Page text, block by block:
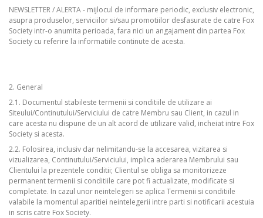
NEWSLETTER / ALERTA - mijlocul de informare periodic, exclusiv electronic,
asupra produselor, serviciilor si/sau promotiilor desfasurate de catre Fox
Society intr-o anumita perioada, fara nici un angajament din partea Fox
Society cu referire la informatiile continute de acesta.
2. General
2.1. Documentul stabileste termenii si conditiile de utilizare ai
Siteului/Continutului/Serviciului de catre Membru sau Client, in cazul in
care acesta nu dispune de un alt acord de utilizare valid, incheiat intre Fox
Society si acesta.
2.2. Folosirea, inclusiv dar nelimitandu-se la accesarea, vizitarea si
vizualizarea, Continutului/Serviciului, implica aderarea Membrului sau
Clientului la prezentele conditii; Clientul se obliga sa monitorizeze
permanent termenii si conditiile care pot fi actualizate, modificate si
completate. In cazul unor neintelegeri se aplica Termenii si conditiile
valabile la momentul aparitiei neintelegerii intre parti si notificarii acestuia
in scris catre Fox Society.